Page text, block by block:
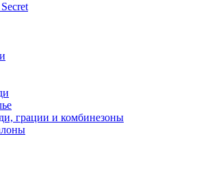
грации и комбинезоны